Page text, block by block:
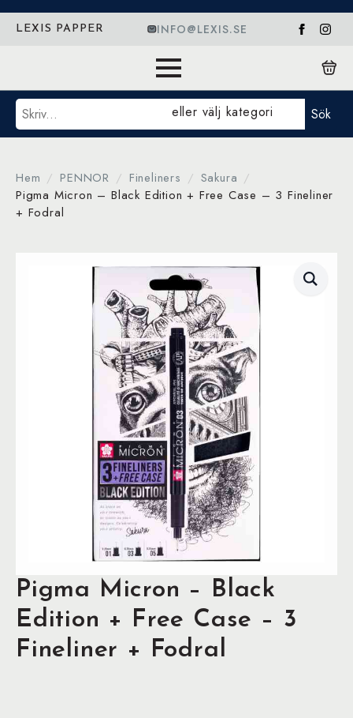
LEXIS PAPPER INFO@LEXIS.SE
Sök eller välj kategori Sök
Hem PENNOR Fineliners
Sakura
Pigma Micron – Black Edition + Free Case – 3 Fineliner
+ Fodral
Pigma Micron – Black
Edition + Free Case – 3
Fineliner + Fodral